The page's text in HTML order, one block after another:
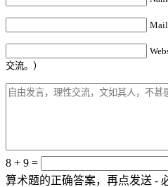
交流。）
8 + 9 =
算术题的正确答案，再点发送 -